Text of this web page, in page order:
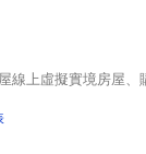
線上虛擬實境房屋、